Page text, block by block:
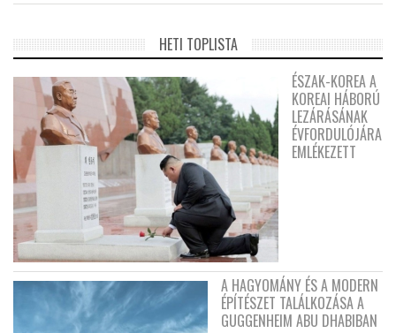
HETI TOPLISTA
ÉSZAK-KOREA A
KOREAI HÁBORÚ
LEZÁRÁSÁNAK
ÉVFORDULÓJÁRA
EMLÉKEZETT
A HAGYOMÁNY ÉS A MODERN
ÉPÍTÉSZET TALÁLKOZÁSA A
GUGGENHEIM ABU DHABIBAN